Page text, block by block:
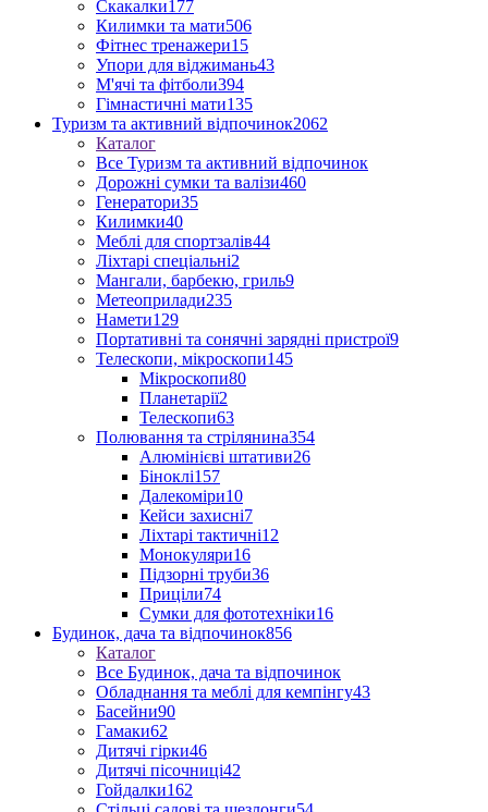
Скакалки177
Килимки та мати506
Фітнес тренажери15
Упори для віджимань43
М'ячі та фітболи394
Гімнастичні мати135
Туризм та активний відпочинок2062
Каталог
Все Туризм та активний відпочинок
Дорожні сумки та валізи460
Генератори35
Килимки40
Меблі для спортзалів44
Ліхтарі спеціальні2
Мангали, барбекю, гриль9
Метеоприлади235
Намети129
Портативні та сонячні зарядні пристрої9
Телескопи, мікроскопи145
Мікроскопи80
Планетарії2
Телескопи63
Полювання та стрілянина354
Алюмінієві штативи26
Біноклі157
Далекоміри10
Кейси захисні7
Ліхтарі тактичні12
Монокуляри16
Підзорні труби36
Приціли74
Сумки для фототехніки16
Будинок, дача та відпочинок856
Каталог
Все Будинок, дача та відпочинок
Обладнання та меблі для кемпінгу43
Басейни90
Гамаки62
Дитячі гірки46
Дитячі пісочниці42
Гойдалки162